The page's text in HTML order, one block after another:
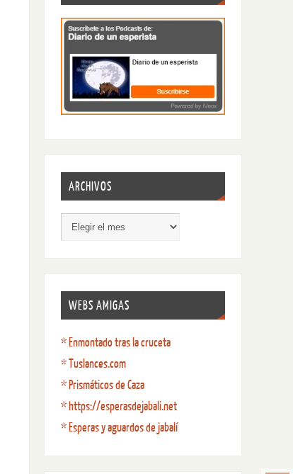
ARCHIVOS
WEBS AMIGAS
* Enmontado tras la cruceta
* Tuslances.com
* Prismáticos de Caza
* https://esperasdejabali.net
* Esperas y aguardos de jabalí